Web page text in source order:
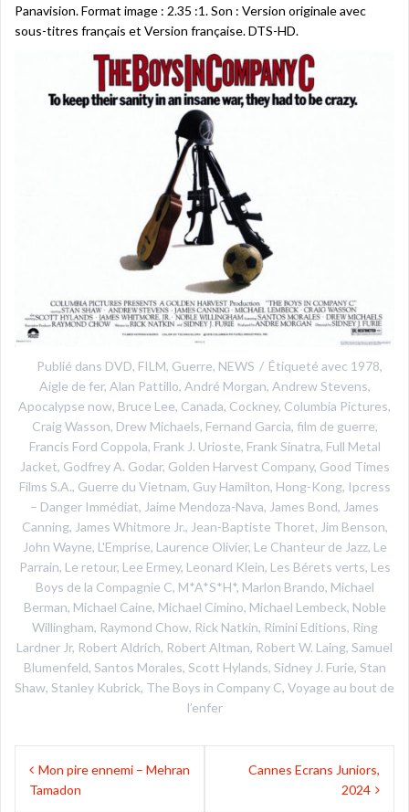
Panavision. Format image : 2.35 :1. Son : Version originale avec
sous-titres français et Version française. DTS-HD.
Publié dans DVD, FILM, Guerre, NEWS Étiqueté avec 1978,
Aigle de fer, Alan Pattillo, André Morgan, Andrew Stevens,
Apocalypse now, Bruce Lee, Canada, Cockney, Columbia Pictures,
Craig Wasson, Drew Michaels, Fernand Garcia, film de guerre,
Francis Ford Coppola, Frank J. Urioste, Frank Sinatra, Full Metal
Jacket, Godfrey A. Godar, Golden Harvest Company, Good Times
Films S.A., Guerre du Vietnam, Guy Hamilton, Hong-Kong, Ipcress
– Danger Immédiat, Jaime Mendoza-Nava, James Bond, James
Canning, James Whitmore Jr., Jean-Baptiste Thoret, Jim Benson,
John Wayne, L'Emprise, Laurence Olivier, Le Chanteur de Jazz, Le
Parrain, Le retour, Lee Ermey, Leonard Klein, Les Bérets verts, Les
Boys de la Compagnie C, M*A*S*H*, Marlon Brando, Michael
Berman, Michael Caine, Michael Cimino, Michael Lembeck, Noble
Willingham, Raymond Chow, Rick Natkin, Rimini Editions, Ring
Lardner Jr, Robert Aldrich, Robert Altman, Robert W. Laing, Samuel
Blumenfeld, Santos Morales, Scott Hylands, Sidney J. Furie, Stan
Shaw, Stanley Kubrick, The Boys in Company C, Voyage au bout de
l’enfer
Navigation
deMon pire ennemi – Mehran
Tamadon
Cannes Ecrans Juniors,
2024